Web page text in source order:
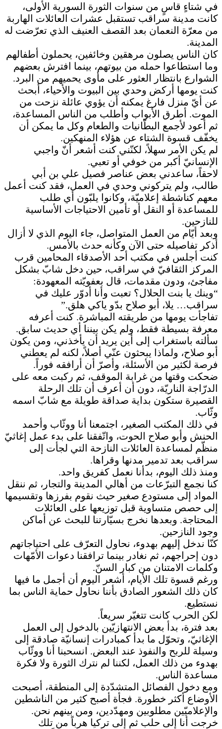
في شتاءٍ قاسٍ من سنوات الثورة السورية الأولى،
كانت مدينة سراقب تستقبل عشرات العائلات الهاربة
من معرّة النعمان بعد القصف العنيف الذي تعرّضت له
المدينة.
كان الناس يصلون مرهقين وخائفين، يحملون أطفالهم
وما استطاعوا حمله من بيوتهم، بينما افترش بعضهم
الشوارع بانتظار العثور على مأوى يحميهم من البرد.
كنت يومها أركض وحدي بين البيوت والأحياء، أبحث
عن أيّ منزل فارغ يمكنه أن يؤوي عائلة نزحت من
الموت. أطرق الأبواب وأطلب من الناس المساعدة،
ثم أعود لأجمع البطّانيات والطعام وكل ما يمكن أن
يخفّف قسوة الشتاء عن هؤلاء المنهكين.
لم يكن الأمر سهلاً، لكنّني كنت أشعر أنّ واجبي
الإنسانيّ أكبر من خوفي أو تعبي.
لاحقاً، ساعدني بعض عناصر فصيل علي بن أبي
طالب، ولم يتركوني وحدي في العمل، فقد كنت أعمل
معهم كناشطة إعلاميّة، وكانوا يلبّون أي طلب
للمساعدة أو النقل أو تأمين الاحتياجات الأساسية
للنازحين.
وبعد أيّام من العمل المتواصل، جاء اليوم الذي لا أزال
أذكر تفاصيله حتى الآن وكأنه حدث بالأمس.
كنت أجلس في مكتب أحد الأصدقاء المحامين قرب
المركز الثقافيّ في سراقب، حين دخل شابّ بشكل
مفاجئ، ودون مقدمات، قال بعفويّته المعهودة:
“وينك يا بنت الحلال؟ تعبت وأنا أدوّر عليك في
سراقب… يلا، أبو صلاح بدّو ياكي هلق.”
تفاجأت يومها من طريقته المباشرة. كنت أعرفه
معرفة بسيطة فقط، ولم يكن بيننا أي حديث سابق.
سألته باستغراب إلى أين يريد أن يأخذني، ومن يكون
أبو صلاح، ولماذا يبحثون عنّي أصلاً، لكنه لم يعطني
فرصة لكثير من الأسئلة، وأصرّ أن أرافقه فوراً.
ضحكت وقتها من غرابة الموقف، ثم ركبت معه على
الدرّاجة الناريّة، دون أن أعرف أن تلك الرحلة
القصيرة ستكون بداية صداقة طويلة مع شابّ اسمه
وثّاب.
في ذلك المكتب الصغير، اجتمعنا أنا ووثّاب وأحمد
الحنش وأبو صلاح الحوت، واتّفقنا على بدء عمل إغاثيّ
منظّم لمساعدة العائلات النازحة التي لجأت إلى
سراقب بعد تدمير مدنها وقراها.
ومنذ ذلك اليوم، بدأنا نعمل كفريق واحد.
كنا نجمع التبرّعات من أهالي المدينة والتجار، ثم ننقل
المواد إلى مستودع صغير حيث نقوم بفرزها وتقسيمها
إلى حصص متساوية قبل توزيعها على العائلات
المحتاجة. وبعدها نخرج بسيّارتنا للبحث عن أماكن
وجود النازحين.
كنّا ندخل إليهم بهدوء، نحاول التعرّف على احتياجاتهم
دون إحراجهم، ثم نغادر بينما ترافقنا دعوات الأمّهات
وكلمات الامتنان من كبار السنّ.
ورغم قسوة تلك الأيام، أشعر اليوم أن أجمل ما فيها
كان ذلك الشعور الصادق بأننا نحاول حماية الناس بما
نستطيع.
لكن الحرب كانت تتغيّر سريعاً.
بعد فترة، بدأ بعض الانتهازيّين بالدخول إلى العمل
الإغاثيّ، وتحوّل ما بدأ كمبادرات إنسانيّة صادقة إلى
وسيلة للربح والنفوذ عند البعض. انسحبنا أنا ووثّاب
بهدوء من ذلك العمل، لكننا لم نترك الثورة ولا فكرة
مساعدة الناس.
ومع دخول الفصائل المتشدّدة إلى المنطقة، أصبحت
الأوضاع أكثر خطورة. فجأة أصبح كثير من الناشطين
والإعلاميّين مطلوبين ومهدّدين، ومن بينهم نحن.
خرجت أنا إلى حلب ثم إلى تركيا هرباً من تلك